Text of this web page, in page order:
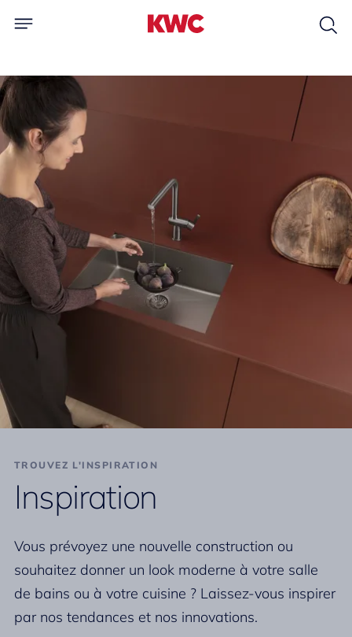
TROUVEZ L'INSPIRATION
Inspiration
Vous prévoyez une nouvelle construction ou
souhaitez donner un look moderne à votre salle
de bains ou à votre cuisine ? Laissez-vous inspirer
par nos tendances et nos innovations.